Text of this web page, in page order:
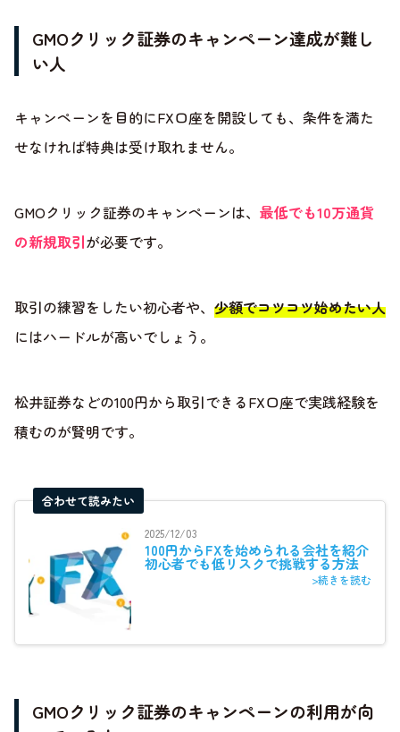
GMOクリック証券のキャンペーン達成が難し
い人
キャンペーンを目的にFX口座を開設しても、条件を満た
せなければ特典は受け取れません。
GMOクリック証券のキャンペーンは、 最低でも10万通貨
の新規取引が必要です。
取引の練習をしたい初心者や、 少額でコツコツ始めたい人
にはハードルが高いでしょう。
松井証券などの100円から取引できるFX口座で実践経験を
積むのが賢明です。
合わせて読みたい
2025/12/03
100円からFXを始められる会社を紹介
初心者でも低リスクで挑戦する方法
>続きを読む
GMOクリック証券のキャンペーンの利用が向